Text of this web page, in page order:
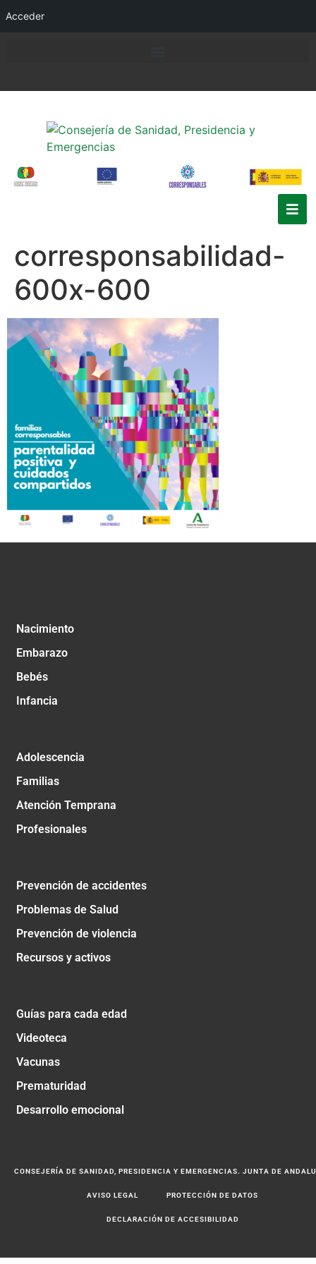
Acceder
corresponsabilidad-
600x-600
Nacimiento
Embarazo
Bebés
Infancia
Adolescencia
Familias
Atención Temprana
Profesionales
Prevención de accidentes
Problemas de Salud
Prevención de violencia
Recursos y activos
Guías para cada edad
Videoteca
Vacunas
Prematuridad
Desarrollo emocional
CONSEJERÍA DE SANIDAD, PRESIDENCIA Y EMERGENCIAS. JUNTA DE
AVISO LEGAL PROTECCIÓN DE DATOS
DECLARACIÓN DE ACCESIBILIDAD